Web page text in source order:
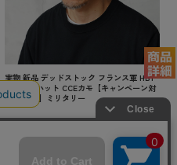
実物 新品 デッドストック フランス軍 HBT
ブッシュハット CCEカモ【キャンペーン対
象外】【I】ミリタリー
¥3,300(税込)